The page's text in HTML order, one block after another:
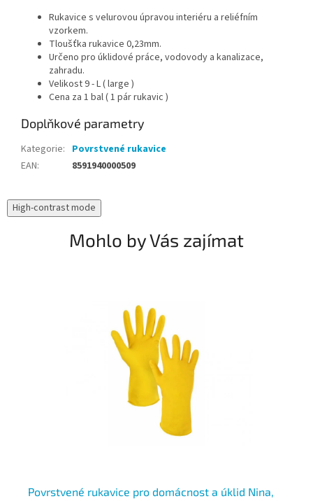
Rukavice s velurovou úpravou interiéru a reliéfním
vzorkem.
Tloušťka rukavice 0,23mm.
Určeno pro úklidové práce, vodovody a kanalizace,
zahradu.
Velikost 9 - L ( large )
Cena za 1 bal ( 1 pár rukavic )
Doplňkové parametry
Kategorie: Povrstvené rukavice
EAN: 8591940000509
High-contrast mode
Mohlo by Vás zajímat
Povrstvené rukavice pro domácnost a úklid Nina,